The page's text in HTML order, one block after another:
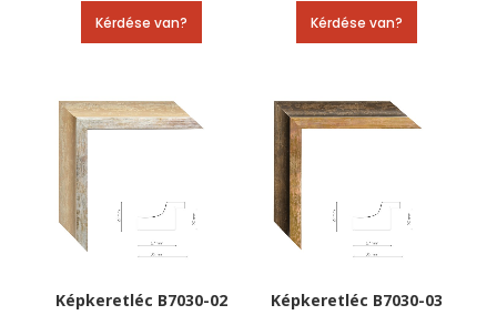
Kérdése van? Kérdése van?
Képkeretléc B7030-02 Képkeretléc B7030-03